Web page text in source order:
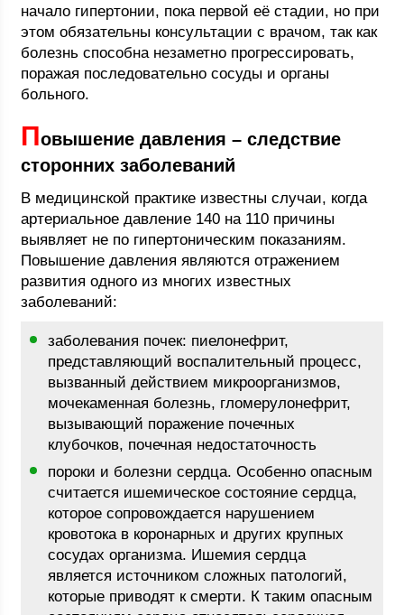
начало гипертонии, пока первой её стадии, но при
этом обязательны консультации с врачом, так как
болезнь способна незаметно прогрессировать,
поражая последовательно сосуды и органы
больного.
Повышение давления – следствие
сторонних заболеваний
В медицинской практике известны случаи, когда
артериальное давление 140 на 110 причины
выявляет не по гипертоническим показаниям.
Повышение давления являются отражением
развития одного из многих известных
заболеваний:
заболевания почек: пиелонефрит,
представляющий воспалительный процесс,
вызванный действием микроорганизмов,
мочекаменная болезнь, гломерулонефрит,
вызывающий поражение почечных
клубочков, почечная недостаточность
пороки и болезни сердца. Особенно опасным
считается ишемическое состояние сердца,
которое сопровождается нарушением
кровотока в коронарных и других крупных
сосудах организма. Ишемия сердца
является источником сложных патологий,
которые приводят к смерти. К таким опасным